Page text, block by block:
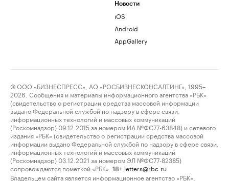
Новости
iOS
Android
AppGallery
© ООО «БИЗНЕСПРЕСС», АО «РОСБИЗНЕСКОНСАЛТИНГ», 1995–
2026. Сообщения и материалы информационного агентства «РБК»
(свидетельство о регистрации средства массовой информации
выдано Федеральной службой по надзору в сфере связи,
информационных технологий и массовых коммуникаций
(Роскомнадзор) 09.12.2015 за номером ИА №ФС77-63848) и сетевого
издания «РБК» (свидетельство о регистрации средства массовой
информации выдано Федеральной службой по надзору в сфере связи,
информационных технологий и массовых коммуникаций
(Роскомнадзор) 03.12.2021 за номером ЭЛ №ФС77-82385)
сопровождаются пометкой «РБК».
18+ letters@rbc.ru
Владельцем сайта является информационное агентство «РБК».